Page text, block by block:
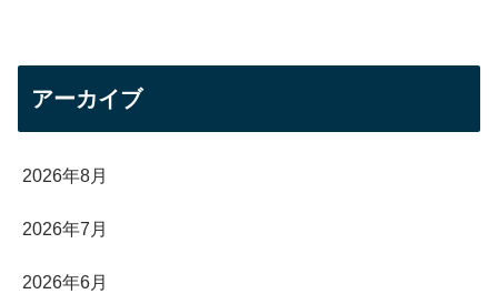
アーカイブ
2026年8月
2026年7月
2026年6月